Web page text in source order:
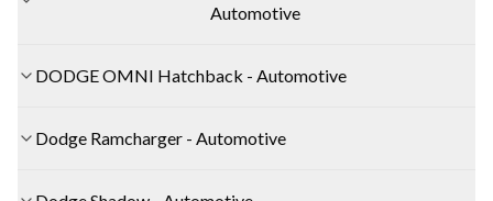
Automotive
DODGE OMNI Hatchback - Automotive
Dodge Ramcharger - Automotive